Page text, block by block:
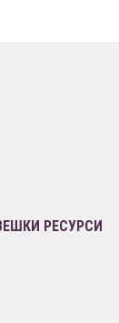
РЕСУРСИ